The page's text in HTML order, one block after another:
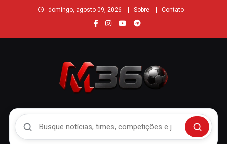
domingo, agosto 09, 2026 Sobre Contato
Buscar